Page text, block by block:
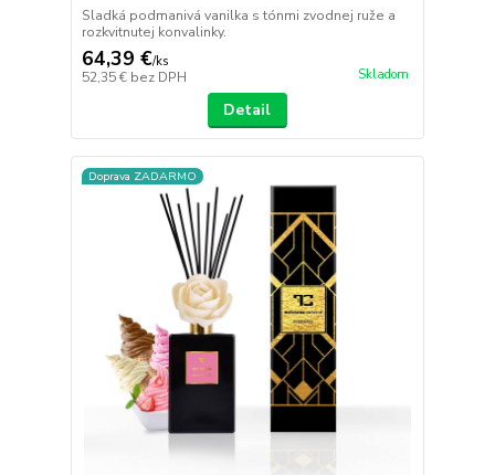
Sladká podmanivá vanilka s tónmi zvodnej ruže a
rozkvitnutej konvalinky.
64,39 €/ks
52,35 € bez DPH Skladom
Detail
Doprava ZADARMO